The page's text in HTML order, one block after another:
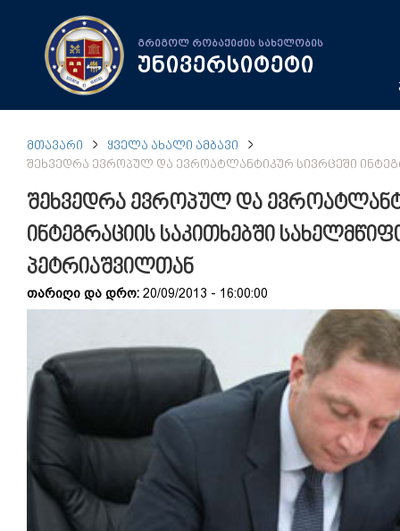
გრიგოლ რობაქიძის სახელობის
უნივერსიტეტი
ᲛᲗᲐᲕᲐᲠᲘ
ᲧᲕᲔᲚᲐ ᲐᲮᲐᲚᲘ ᲐᲛᲑᲐᲕᲘ
ᲨᲔᲮᲕᲔᲓᲠᲐ ᲔᲕᲠᲝᲞᲣᲚ ᲓᲐ ᲔᲕᲠᲝᲐᲢᲚᲐᲜᲢᲘᲙᲣᲠ ᲡᲘᲕᲠᲪᲔᲨᲘ
შეხვედრა ევროპულ და
ინტეგრაციის საკითხებში
პეტრიაშვილთან
თარიღი და დრო: 20/09/2013 - 16:00:00